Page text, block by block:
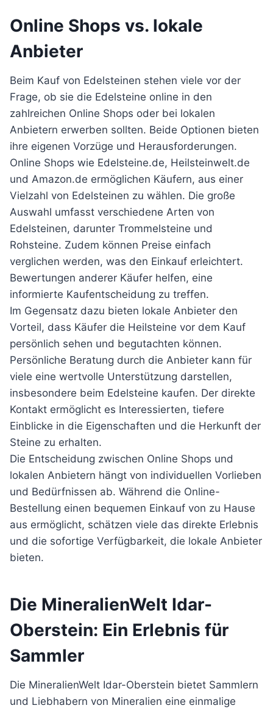
Online Shops vs. lokale
Anbieter
Beim Kauf von Edelsteinen stehen viele vor der
Frage, ob sie die Edelsteine online in den
zahlreichen Online Shops oder bei lokalen
Anbietern erwerben sollten. Beide Optionen bieten
ihre eigenen Vorzüge und Herausforderungen.
Online Shops wie Edelsteine.de, Heilsteinwelt.de
und Amazon.de ermöglichen Käufern, aus einer
Vielzahl von Edelsteinen zu wählen. Die große
Auswahl umfasst verschiedene Arten von
Edelsteinen, darunter Trommelsteine und
Rohsteine. Zudem können Preise einfach
verglichen werden, was den Einkauf erleichtert.
Bewertungen anderer Käufer helfen, eine
informierte Kaufentscheidung zu treffen.
Im Gegensatz dazu bieten lokale Anbieter den
Vorteil, dass Käufer die Heilsteine vor dem Kauf
persönlich sehen und begutachten können.
Persönliche Beratung durch die Anbieter kann für
viele eine wertvolle Unterstützung darstellen,
insbesondere beim Edelsteine kaufen. Der direkte
Kontakt ermöglicht es Interessierten, tiefere
Einblicke in die Eigenschaften und die Herkunft der
Steine zu erhalten.
Die Entscheidung zwischen Online Shops und
lokalen Anbietern hängt von individuellen Vorlieben
und Bedürfnissen ab. Während die Online-
Bestellung einen bequemen Einkauf von zu Hause
aus ermöglicht, schätzen viele das direkte Erlebnis
und die sofortige Verfügbarkeit, die lokale Anbieter
bieten.
Die MineralienWelt Idar-
Oberstein: Ein Erlebnis für
Sammler
Die MineralienWelt Idar-Oberstein bietet Sammlern
und Liebhabern von Mineralien eine einmalige